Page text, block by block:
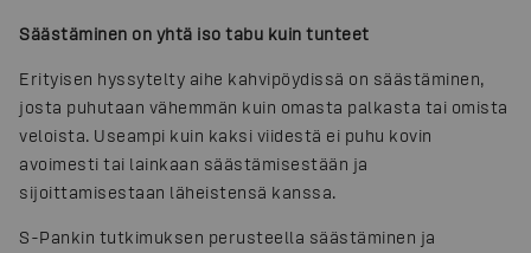
Säästäminen on yhtä iso tabu kuin tunteet
Erityisen hyssytelty aihe kahvipöydissä on säästäminen,
josta puhutaan vähemmän kuin omasta palkasta tai omista
veloista. Useampi kuin kaksi viidestä ei puhu kovin
avoimesti tai lainkaan säästämisestään ja
sijoittamisestaan läheistensä kanssa.
S-Pankin tutkimuksen perusteella säästäminen ja